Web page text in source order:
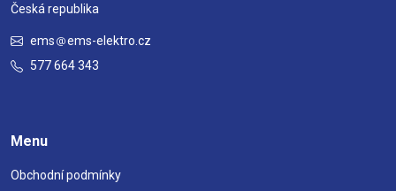
Česká republika
ems
ems-elektro.cz
577 664 343
Menu
Obchodní podmínky